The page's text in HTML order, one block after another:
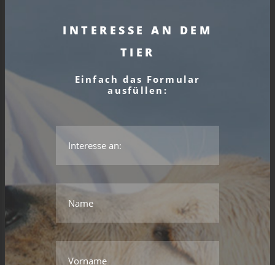
INTERESSE AN DEM
TIER
Einfach das Formular
ausfüllen:
Name
*Dieses Feld wird benötigt.
*Das ist kein gültiger Name.
Vorname